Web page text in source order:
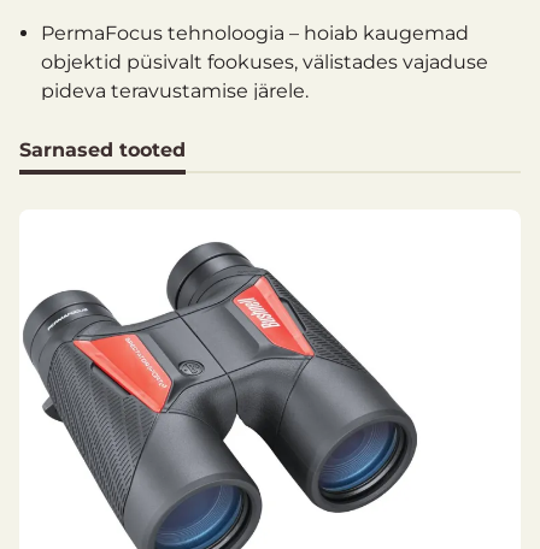
PermaFocus tehnoloogia – hoiab kaugemad
objektid püsivalt fookuses, välistades vajaduse
pideva teravustamise järele.
binokli sees takistab sisemiste optiliste pindade
uduseks muutumist niiskuse või kiire
kantud mitmekihilised katted suurendavad
valguse läbilaskvust ja pildi eredust.
Suurendus 8x
Objektiivi läbimõõt 32 mm
Prisma süsteem Katusprisma
Prisma klaas BAK-4
Vaateväli (m @ 1000 m)
Sarnased tooted